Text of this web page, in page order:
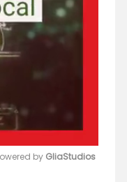
by GliaStudios